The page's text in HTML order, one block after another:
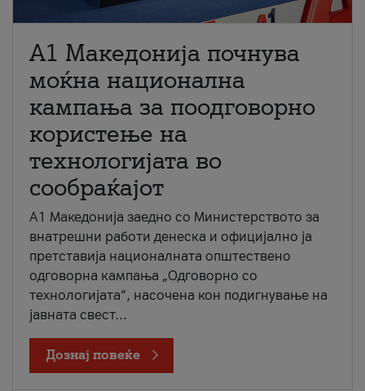
A1 Македонија почнува
моќна национална
кампања за поодговорно
користење на
технологијата во
сообраќајот
A1 Македонија заедно со Министерството за
внатрешни работи денеска и официјално ја
претставија националната општествено
одговорна кампања „Одговорно со
технологијата“, насочена кон подигнување на
јавната свест...
Дознај повеќе